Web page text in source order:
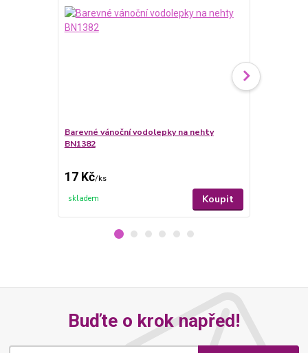
Barevné vánoční vodolepky na nehty
BN1382
17 Kč/ks
skladem Koupit
Buďte o krok napřed!